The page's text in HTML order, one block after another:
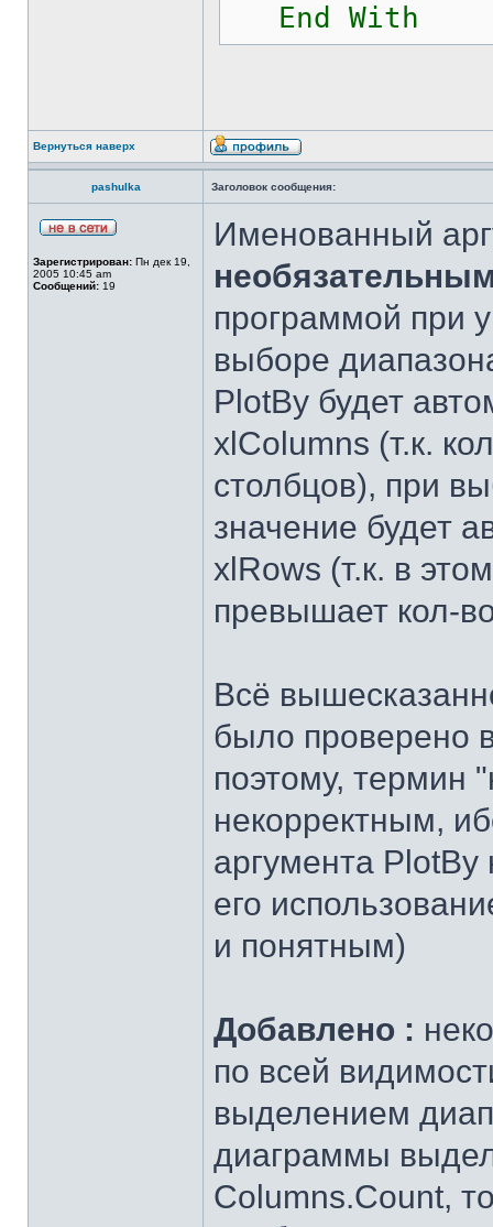
End With
Вернуться наверх
pashulka Заголовок сообщения:
Зарегистрирован: Пн дек 19,
2005 10:45 am
Сообщений: 19
Именованный
программой при
выборе
PlotBy будет
xlColumns (т.к.
столбцов), при
значение будет
xlRows (т.к. в
превышает кол-
Всё
было проверено
поэтому, термин
некорректным,
аргумента
его
и понятным)
Добавлено :
по всей
выделением
диаграммы
Columns.Count,